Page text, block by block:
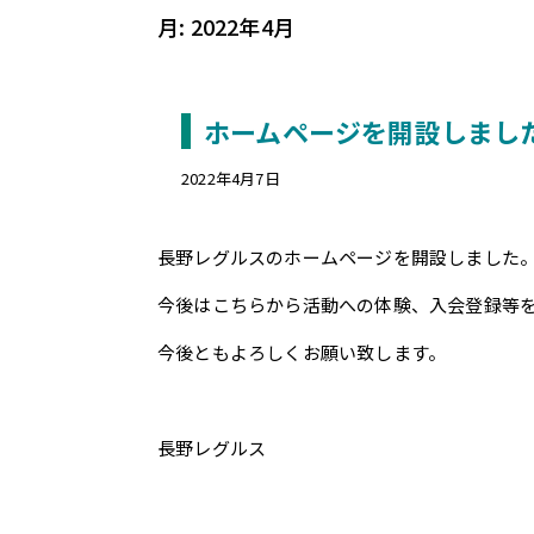
月: 2022年4月
ホームページを開設しまし
2022年4月7日
長野レグルスのホームページを開設しました。
今後はこちらから活動への体験、入会登録等
今後ともよろしくお願い致します。
長野レグルス